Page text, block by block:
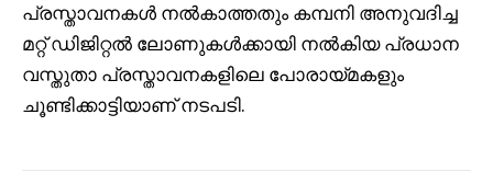
പ്രസ്താവനകൾ നൽകാത്തതും കമ്പനി അനുവദിച്ച
മറ്റ് ഡിജിറ്റൽ ലോണുകൾക്കായി നൽകിയ പ്രധാന
വസ്തുതാ പ്രസ്താവനകളിലെ പോരായ്മകളും
ചൂണ്ടിക്കാട്ടിയാണ് നടപടി.